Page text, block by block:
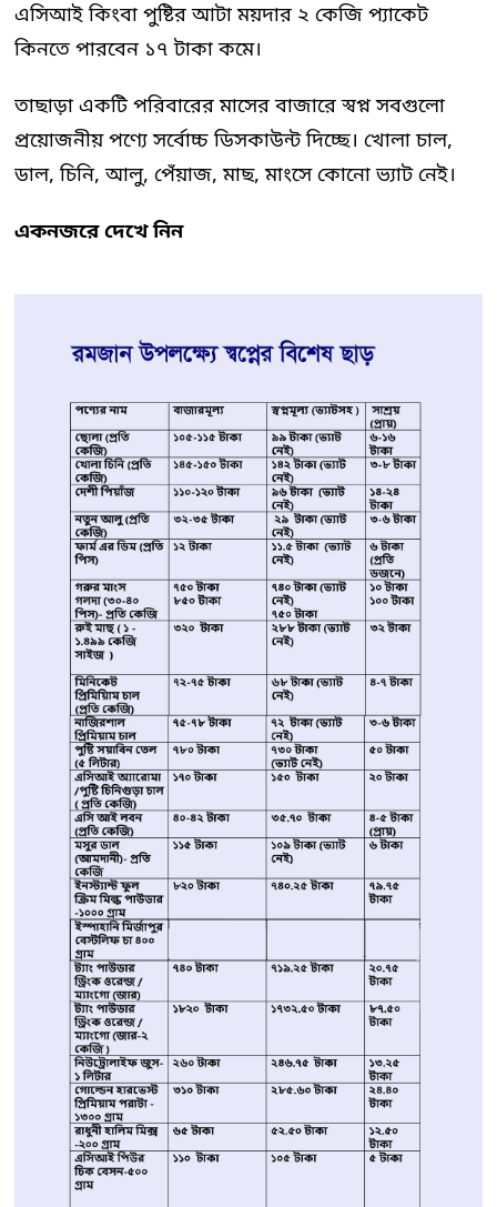
এসিআই কিংবা পুষ্টির আটা ময়দার ২ কেজি প্যাকেট
কিনতে পারবেন ১৭ টাকা কমে।
তাছাড়া একটি পরিবারের মাসের বাজারে স্বপ্ন সবগুলো
প্রয়োজনীয় পণ্যে সর্বোচ্চ ডিসকাউন্ট দিচ্ছে। খোলা চাল,
ডাল, চিনি, আলু, পেঁয়াজ, মাছ, মাংসে কোনো ভ্যাট নেই।
একনজরে দেখে নিন